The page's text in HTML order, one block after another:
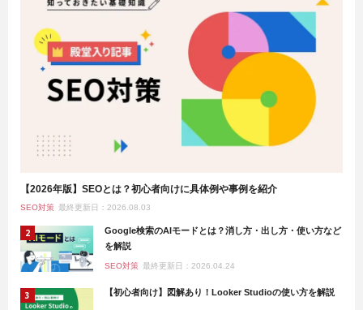
【2026年版】SEOとは？初心者向けに具体例や事例を紹介
SEO対策 最終更新日：2026.08.03
Google検索のAIモードとは？消し方・出し方・使い方など
を解説
SEO対策 最終更新日：2026.04.24
【初心者向け】図解あり！Looker Studioの使い方を解説